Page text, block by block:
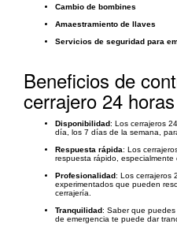
Cambio de bombines
Amaestramiento de llaves
Servicios de seguridad para
Beneficios de
cerrajero 24 horas
Disponibilidad: Los cerrajeros
día, los 7 días de la semana,
Respuesta rápida: Los
respuesta rápido, especialmente
Profesionalidad: Los cerrajeros
experimentados que pueden
cerrajería.
Tranquilidad: Saber que
de emergencia te puede dar